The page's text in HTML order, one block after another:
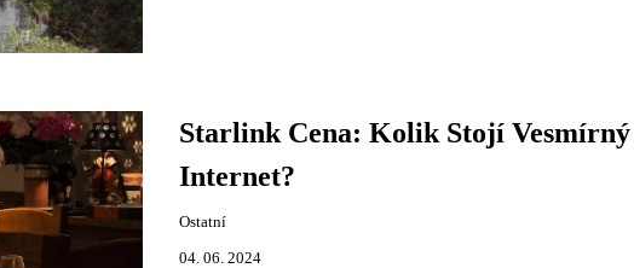
Starlink Cena: Kolik Stojí Vesmírný
Internet?
Ostatní
04. 06. 2024